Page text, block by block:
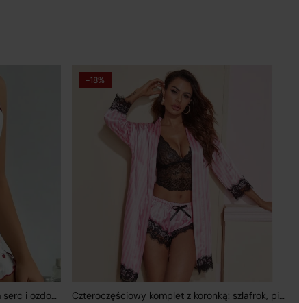
Dwuczęściowa piżama z nadrukiem serc i ozdobną falbanką
-18%
Czteroczęściowy komplet z koronką: szlafrok, piżama i bielizna